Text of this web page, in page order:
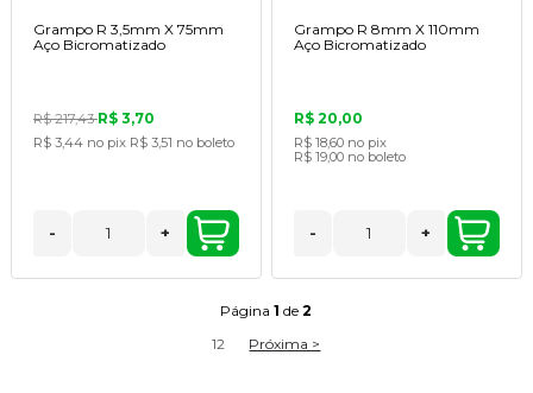
Grampo R 3,5mm X 75mm
Aço Bicromatizado
R$ 217,43R$ 3,70
R$ 3,44 no pix R$ 3,51 no boleto
- +
Grampo R 8mm X 110mm
Aço Bicromatizado
R$ 20,00
R$ 18,60 no pix
R$ 19,00 no boleto
- +
Página1 de2
12 Próxima >